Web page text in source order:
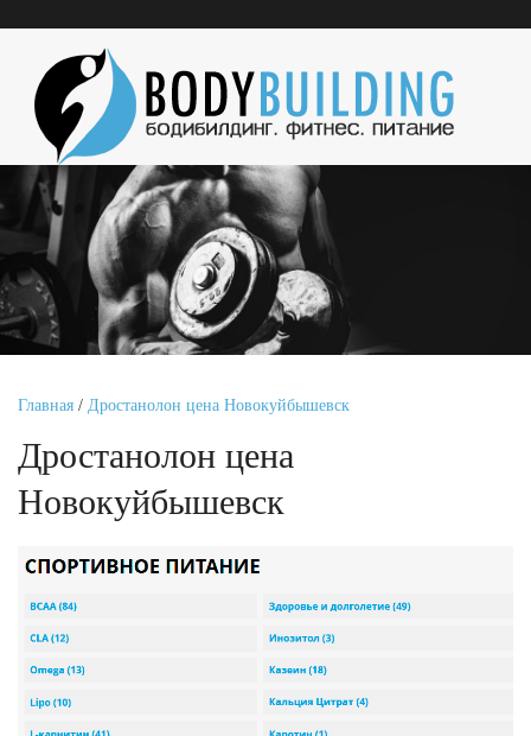
Главная / Дростанолон цена Новокуйбышевск
Дростанолон цена
Новокуйбышевск